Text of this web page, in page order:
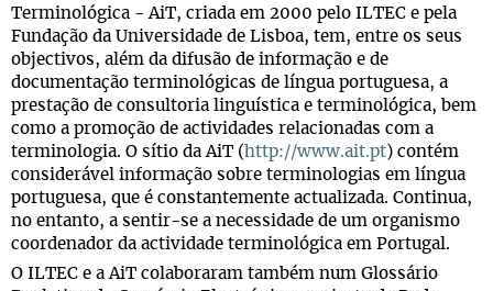
Terminológica - AiT, criada em 2000 pelo ILTEC e pela
Fundação da Universidade de Lisboa, tem, entre os seus
objectivos, além da difusão de informação e de
documentação terminológicas de língua portuguesa, a
prestação de consultoria linguística e terminológica, bem
como a promoção de actividades relacionadas com a
terminologia. O sítio da AiT (http://www.ait.pt) contém
considerável informação sobre terminologias em língua
portuguesa, que é constantemente actualizada. Continua,
no entanto, a sentir-se a necessidade de um organismo
coordenador da actividade terminológica em Portugal.
O ILTEC e a AiT colaboraram também num Glossário